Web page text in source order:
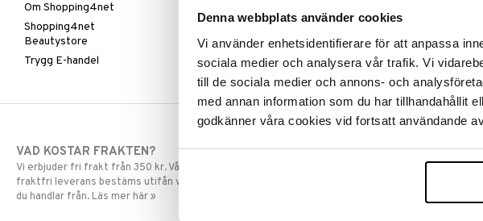
Denna webbplats använder cookies
Vi använder enhetsidentifierare för att anpassa
sociala medier och analysera vår trafik. Vi
till de sociala medier och annons- och
med annan information som du har tillhandahållit
godkänner våra cookies vid fortsatt användande
Om Shopping4net
Shopping4net
Beautystore
Trygg E-handel
VAD KOSTAR FRAKTEN?
Vi erbjuder fri frakt från 350 kr. Vår gräns för
fraktfri leverans bestäms utifån vilken avdelning
du handlar från. Läs mer här »
SNABBA LEVERANSER
Beställningar lagda före 14:00 (gäller